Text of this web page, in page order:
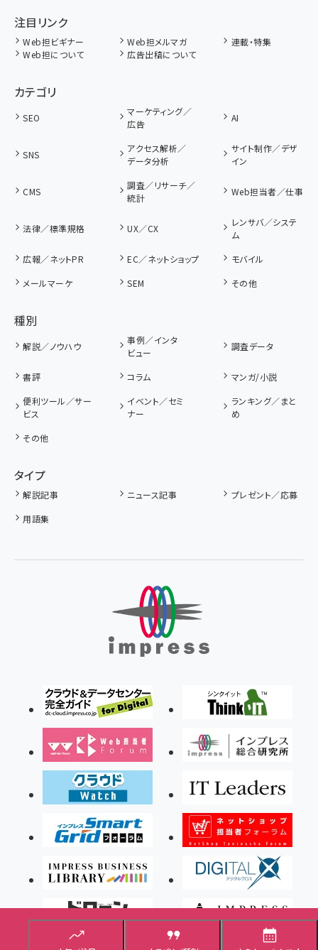
注目リンク
Web担ビギナー Web担メルマガ
連載・特集
Web担について
広告出稿について
カテゴリ
SEO
マーケティング／
広告
AI
SNS
アクセス解析／
データ分析
サイト制作／デザ
イン
CMS
調査／リサーチ／
統計
Web担当者／仕事
法律／標準規格 UX／CX
レンサバ／システ
ム
広報／ネットPR
EC／ネットショップ
モバイル
メールマーケ
SEM その他
種別
解説／ノウハウ
事例／インタ
ビュー
調査データ
書評 コラム
マンガ/小説
便利ツール／サー
ビス
イベント／セミ
ナー
ランキング／まと
め
その他
タイプ
解説記事 ニュース記事
プレゼント／応募
用語集